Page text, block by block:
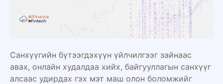
Санхүүгийн бүтээгдэхүүн үйлчилгээг зайнаас
авах, онлайн худалдаа хийх, байгууллагын санхүүг
алсаас удирдах гэх мэт маш олон боломжийг